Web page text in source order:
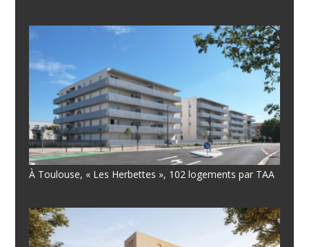
À Toulouse, « Les Herbettes », 102 logements par TAA